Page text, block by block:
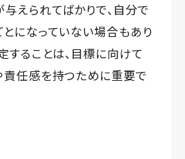
えられてばかりで、自分で
になっていない場合もあり
することは、目標に向けて
任感を持つために重要で